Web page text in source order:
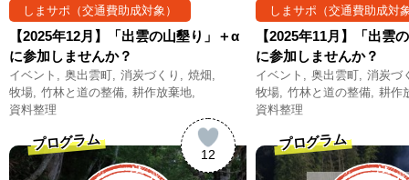
しまサポ（交通費助成対象）
【2025年12月】「出雲の山墾り」＋α
に参加しませんか？
イベント 奥出雲町 消炭づくり
焼畑
牧場 竹林と道の整備 耕作放棄地
資料整理
しまサポ（交通費助成対
【2025年11月】「出雲
に参加しませんか？
イベント 奥出雲町
消炭づ
牧場
竹林と道の整備
耕作
資料整理
12
プログラム プログラム